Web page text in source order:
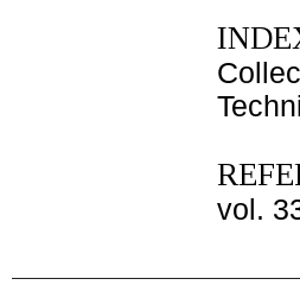
vol.